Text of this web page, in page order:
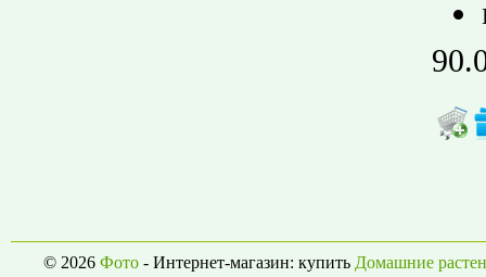
© 2026 Фото- Интернет-магазин: купить Домашние